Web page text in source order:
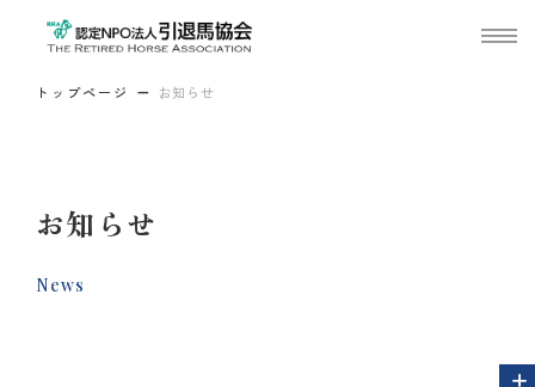
トップページ お知らせ
お知らせ
News